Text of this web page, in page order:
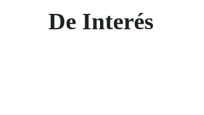
De Interés